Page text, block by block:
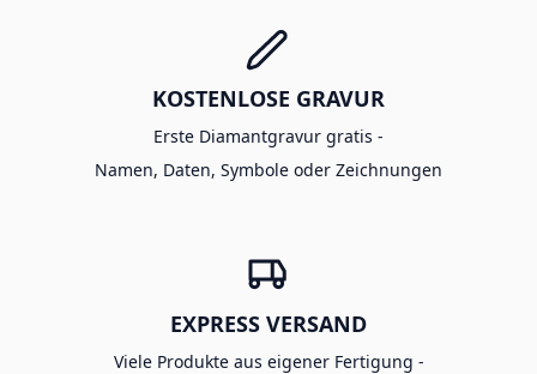
KOSTENLOSE GRAVUR
Erste Diamantgravur gratis -
Namen, Daten, Symbole oder Zeichnungen
EXPRESS VERSAND
Viele Produkte aus eigener Fertigung -